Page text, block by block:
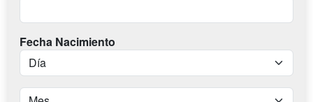
Fecha Nacimiento